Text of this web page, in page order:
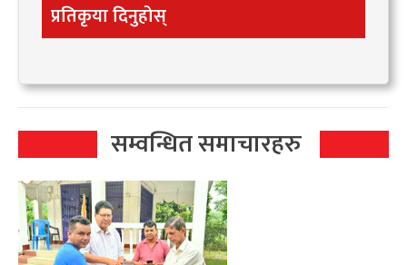
प्रतिकृया दिनुहोस्
सम्वन्धित समाचारहरु